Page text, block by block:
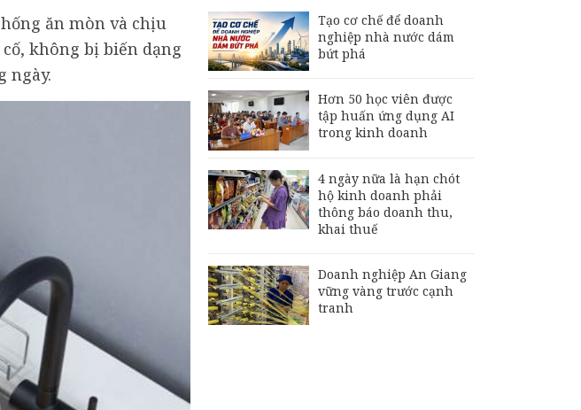
ăn mòn và chịu
không bị biến dạng
ngày.
Tạo cơ chế để doanh
nghiệp nhà nước dám
bứt phá
Hơn 50 học viên được
tập huấn ứng dụng AI
trong kinh doanh
4 ngày nữa là hạn chót
hộ kinh doanh phải
thông báo doanh thu,
khai thuế
Doanh nghiệp An Giang
vững vàng trước cạnh
tranh